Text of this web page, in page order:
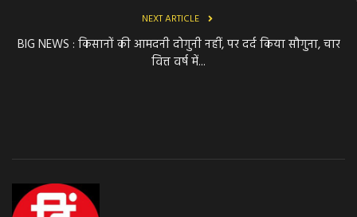
NEXT ARTICLE
BIG NEWS : किसानों की आमदनी दोगुनी नहीं, पर दर्द किया सौगुना, चार
वित्त वर्ष में...